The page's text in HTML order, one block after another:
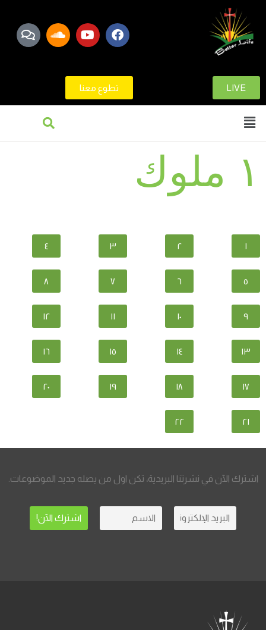
LIVE تطوع معنا
١ ملوك
١ ٢ ٣ ٤
٥ ٦ ٧ ٨
٩ ١٠ ١١ ١٢
١٣ ١٤ ١٥ ١٦
١٧ ١٨ ١٩ ٢٠
٢١ ٢٢
اشترك الآن في نشرتنا البريدية، تكن اول من يصله جديد الموضوعات.